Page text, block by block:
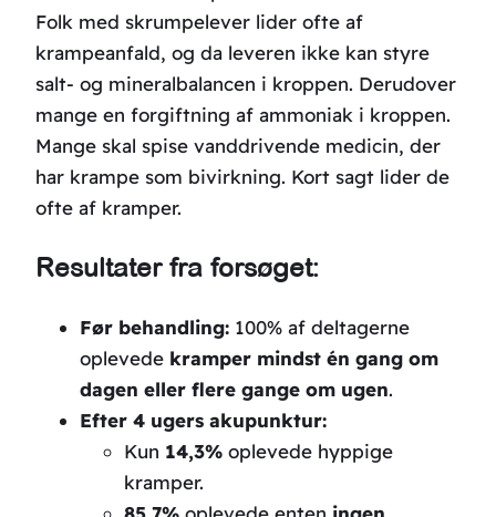
Folk med skrumpelever lider ofte af
krampeanfald, og da leveren ikke kan styre
salt- og mineralbalancen i kroppen. Derudover
mange en forgiftning af ammoniak i kroppen.
Mange skal spise vanddrivende medicin, der
har krampe som bivirkning. Kort sagt lider de
ofte af kramper.
Resultater fra forsøget:
Før behandling: 100% af deltagerne
oplevede kramper mindst én gang om
dagen eller flere gange om ugen.
Efter 4 ugers akupunktur:
Kun 14,3% oplevede hyppige
kramper.